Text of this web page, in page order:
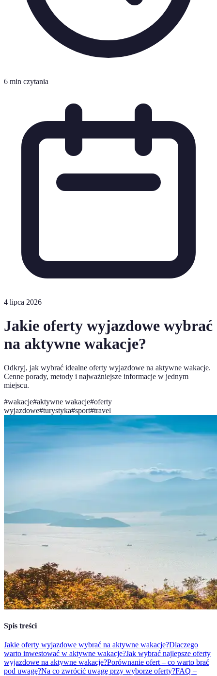
6 min czytania
4 lipca 2026
Jakie oferty wyjazdowe wybrać
na aktywne wakacje?
Odkryj, jak wybrać idealne oferty wyjazdowe na aktywne wakacje.
Cenne porady, metody i najważniejsze informacje w jednym
miejscu.
#wakacje#aktywne wakacje#oferty
wyjazdowe#turystyka#sport#travel
Spis treści
Jakie oferty wyjazdowe wybrać na aktywne wakacje?Dlaczego
warto inwestować w aktywne wakacje?Jak wybrać najlepsze oferty
wyjazdowe na aktywne wakacje?Porównanie ofert – co warto brać
pod uwagę?Na co zwrócić uwagę przy wyborze oferty?FAQ –